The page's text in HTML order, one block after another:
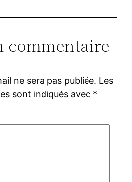
commentaire
ne sera pas publiée. Les
sont indiqués avec *